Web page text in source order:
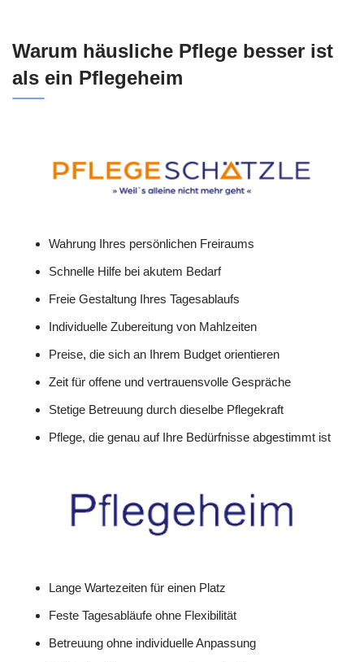
Warum häusliche Pflege besser ist
als ein Pflegeheim
Wahrung Ihres persönlichen Freiraums
Schnelle Hilfe bei akutem Bedarf
Freie Gestaltung Ihres Tagesablaufs
Individuelle Zubereitung von Mahlzeiten
Preise, die sich an Ihrem Budget orientieren
Zeit für offene und vertrauensvolle Gespräche
Stetige Betreuung durch dieselbe Pflegekraft
Pflege, die genau auf Ihre Bedürfnisse abgestimmt ist
Lange Wartezeiten für einen Platz
Feste Tagesabläufe ohne Flexibilität
Betreuung ohne individuelle Anpassung